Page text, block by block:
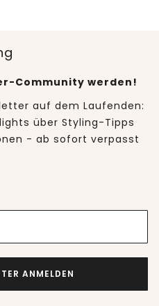
Community werden!
auf dem Laufenden:
über Styling-Tipps
- ab sofort verpasst
ANMELDEN